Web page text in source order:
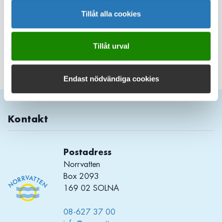
Tillåt alla cookies
Tillåt urval
Endast nödvändiga cookies
Kontakt
Postadress
Norrvatten
Box 2093
169 02 SOLNA
08-627 37 00